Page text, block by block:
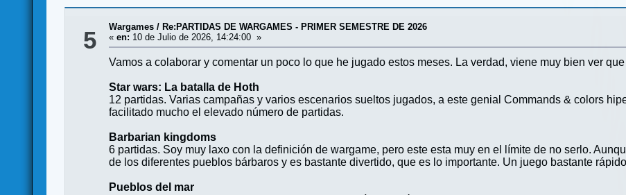
5 Wargames / Re:PARTIDAS DE WARGAMES - PRIMER SEMESTRE DE 2026
«en: 10 de Julio de 2026, 14:24:00 »
Vamos a colaborar y comentar un poco lo que he jugado estos meses. La verdad, viene muy bien ver
Star wars: La batalla de Hoth
12 partidas. Varias campañas y varios escenarios sueltos jugados, a este genial Commands & colors
facilitado mucho el elevado número de partidas.
Barbarian kingdoms
6 partidas. Soy muy laxo con la definición de wargame, pero este esta muy en el límite de no serlo.
de los diferentes pueblos bárbaros y es bastante divertido, que es lo importante. Un juego bastante
Pueblos del mar